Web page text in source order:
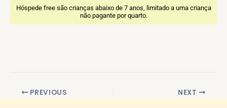
Hóspede free são crianças abaixo de 7 anos, limitado a uma criança
não pagante por quarto.
PREVIOUS NEXT